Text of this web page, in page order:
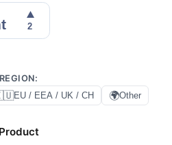
REGION:
EU / EEA / UK / CH 🌍Other
Product